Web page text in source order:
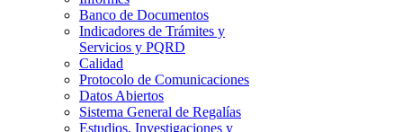
Banco de Documentos
Indicadores de Trámites y
Servicios y PQRD
Calidad
Protocolo de Comunicaciones
Datos Abiertos
Sistema General de Regalías
Estudios, Investigaciones y